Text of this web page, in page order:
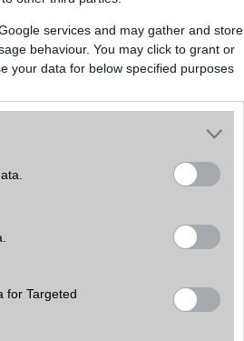
services and may gather and store
behaviour. You may click to grant or
your data for below specified purposes
for Targeted
hogy Magyarország egyik
hogy mikor, melyik pillanatban
ilyenkor elképesztő színjátékot
alá bukik, akkor lehet igazán